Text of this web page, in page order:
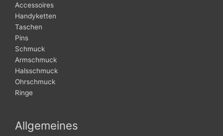
Accessoires
Handyketten
Taschen
Pins
Schmuck
Armschmuck
Halsschmuck
Ohrschmuck
Ringe
Allgemeines